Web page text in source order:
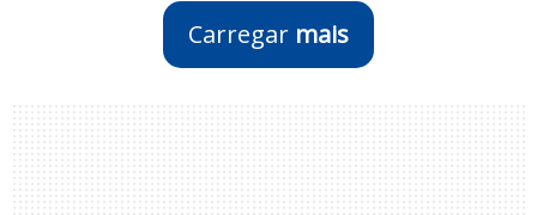
Carregar mais